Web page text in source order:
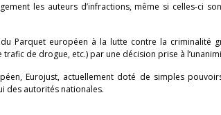
les auteurs d’infractions, même si celles-ci
Parquet européen à la lutte contre la criminalité
de drogue, etc.) par une décision prise à
Eurojust, actuellement doté de simples
des autorités nationales.